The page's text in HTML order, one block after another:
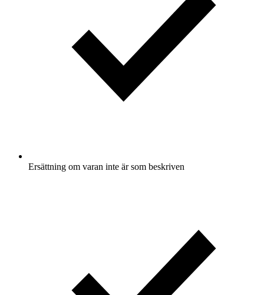
Ersättning om varan inte är som beskriven